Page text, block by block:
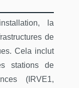
la
de
Cela inclut
stations de
(IRVE1,